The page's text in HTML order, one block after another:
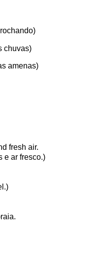
chuvas)
amenas)
fresh air.
e ar fresco.)